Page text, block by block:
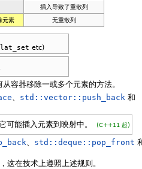
插入导致了重散列
元素 无重散列
etc)
从容器移除一或多个元素的方法。
、 std::vector::push_back 和
可能插入元素到映射中。 (C++11 起)
、 std::deque::pop_front
在技术上遵照上述规则。